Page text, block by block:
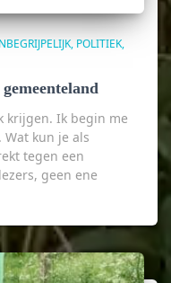
POLITIEK
krijgen. Ik begin me
kun je als
tegen een
geen ene